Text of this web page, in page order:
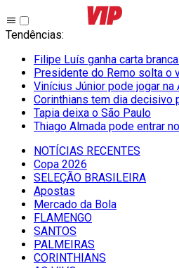
Tendências:
Filipe Luís ganha carta branca
Presidente do Remo solta o
Vinícius Júnior pode jogar na
Corinthians tem dia decisivo
Tapia deixa o São Paulo
Thiago Almada pode entrar
NOTÍCIAS RECENTES
Copa 2026
SELEÇÃO BRASILEIRA
Apostas
Mercado da Bola
FLAMENGO
SANTOS
PALMEIRAS
CORINTHIANS